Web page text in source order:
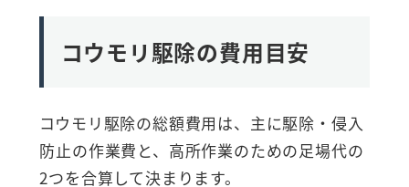
コウモリ駆除の費用目安
コウモリ駆除の総額費用は、主に駆除・侵入
防止の作業費と、高所作業のための足場代の
2つを合算して決まります。